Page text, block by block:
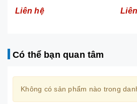
Liên hệ
Có thể bạn quan tâm
Không có sản phẩm nào trong